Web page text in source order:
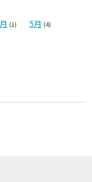
(1) 5月 (4)